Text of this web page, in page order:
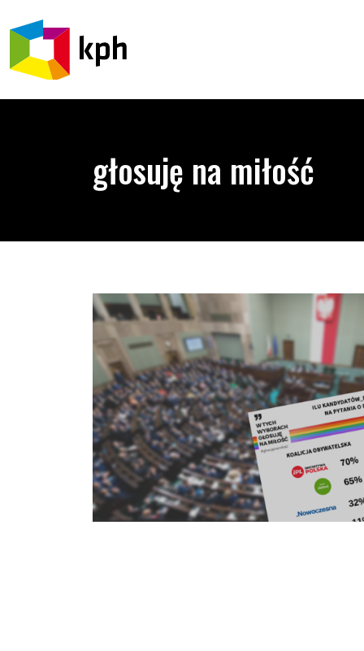
PRZEJDŹ DO TREŚCI
głosuję na miłość
Wybory parlamentarne: kto za równością osób